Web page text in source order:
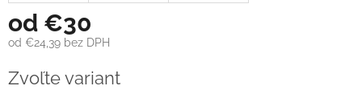
od €30
od €24,39 bez DPH
cena:
Zvoľte variant